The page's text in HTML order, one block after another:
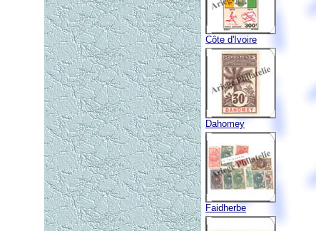
Côte d'Ivoire
Dahomey
Faidherbe